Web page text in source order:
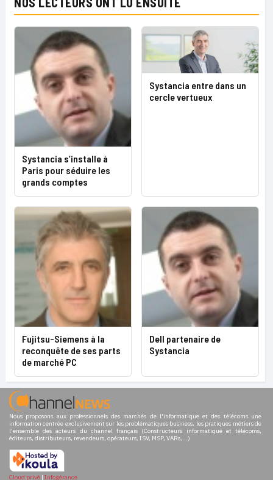
Systancia s’installe à
Paris pour séduire les
grands comptes
Systancia entre dans un
cercle vertueux
Fujitsu-Siemens à la
reconquête de ses parts
de marché PC
Dell partenaire de
Systancia
Nous proposons aux professionnels des marchés de l'informatique et des télécoms une
information centrée exclusivement sur les problématiques business, les pratiques métiers de
l'ensemble des acteurs du channel français (Constructeurs informatique et télécoms,
éditeurs, distributeurs, revendeurs, opérateurs, ISV, MSP, VARs,...)
Cloud privé | Infogérance